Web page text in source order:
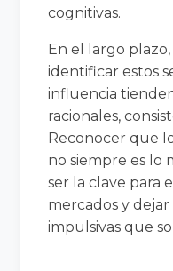
cognitivas.
En el largo
identificar estos
influencia
racionales,
Reconocer que
no siempre es lo
ser la clave para
mercados y dejar
impulsivas que